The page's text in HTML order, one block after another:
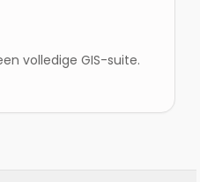
volledige GIS-suite.